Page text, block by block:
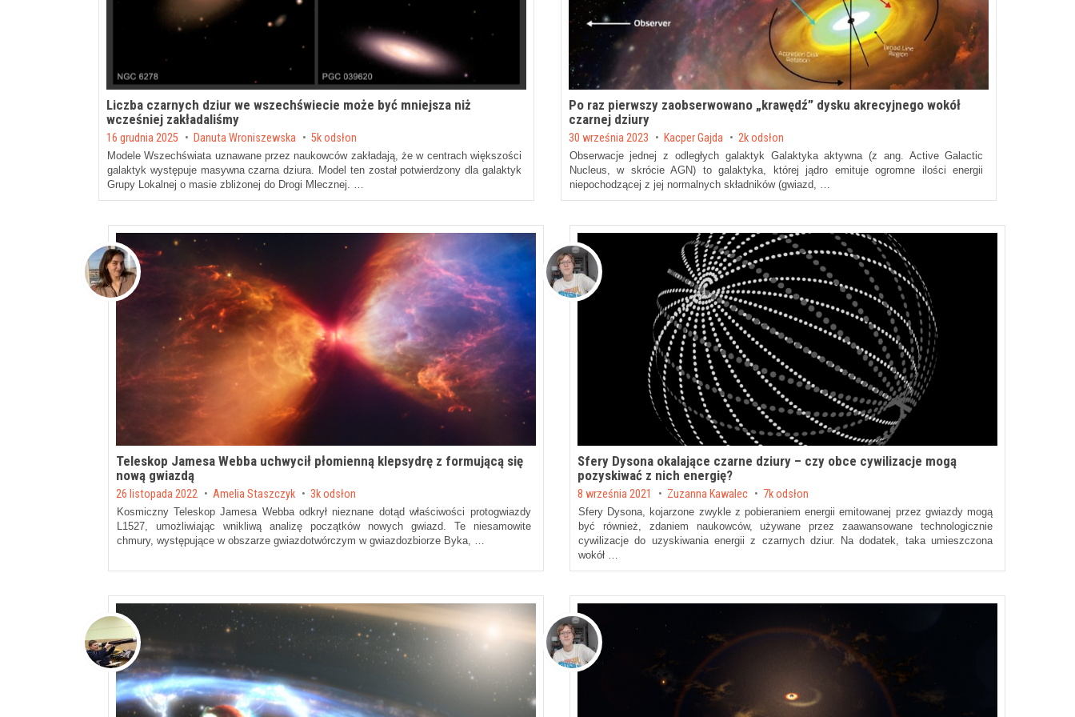
Liczba czarnych dziur we wszechświecie może być mniejsza niż
wcześniej zakładaliśmy
Posted on
16 grudnia 2025 by Danuta Wroniszewska 5k odsłon
Modele Wszechświata uznawane przez naukowców zakładają, że w centrach większości
galaktyk występuje masywna czarna dziura. Model ten został potwierdzony dla galaktyk
Grupy Lokalnej o masie zbliżonej do Drogi Mlecznej. …
Po raz pierwszy zaobserwowano „krawędź” dysku akrecyjnego wokół
czarnej dziury
Posted on
30 września 2023 by Kacper Gajda 2k odsłon
Obserwacje jednej z odległych galaktyk Galaktyka aktywna (z ang. Active Galactic
Nucleus, w skrócie AGN) to galaktyka, której jądro emituje ogromne ilości energii
niepochodzącej z jej normalnych składników (gwiazd, …
Teleskop Jamesa Webba uchwycił płomienną klepsydrę z formującą się
nową gwiazdą
Posted on
26 listopada 2022 by Amelia Staszczyk 3k odsłon
Kosmiczny Teleskop Jamesa Webba odkrył nieznane dotąd właściwości protogwiazdy
L1527, umożliwiając wnikliwą analizę początków nowych gwiazd. Te niesamowite
chmury, występujące w obszarze gwiazdotwórczym w gwiazdozbiorze Byka, …
Sfery Dysona okalające czarne dziury – czy obce cywilizacje mogą
pozyskiwać z nich energię?
Posted on
8 września 2021 by Zuzanna Kawalec 7k odsłon
Sfery Dysona, kojarzone zwykle z pobieraniem energii emitowanej przez gwiazdy mogą
być również, zdaniem naukowców, używane przez zaawansowane technologicznie
cywilizacje do uzyskiwania energii z czarnych dziur. Na dodatek, taka umieszczona
wokół …